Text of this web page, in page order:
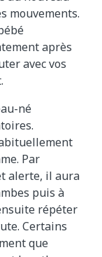
mouvements.
après
avec vos
né
Par
alerte, il aura
puis à
répéter
Certains
que